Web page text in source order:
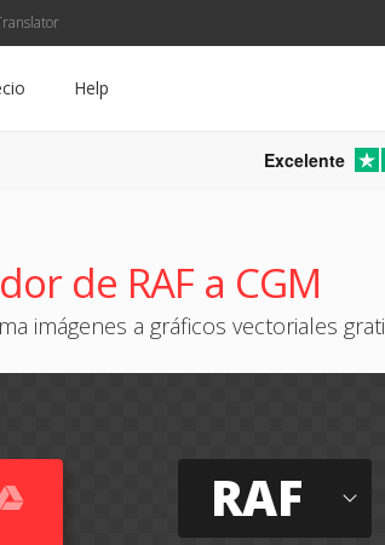
Help
Excelente
de RAF a CGM
imágenes a gráficos vectoriales
RAF